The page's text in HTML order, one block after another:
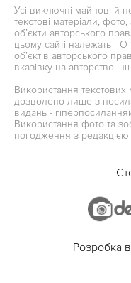
Усі виключні майнові й
текстові матеріали,
об’єкти авторського
цьому сайті належать ГО
об’єктів авторського
вказівку на авторство
Використання текстових
дозволено лише з
видань -
Використання фото та
погодження з
Розробка